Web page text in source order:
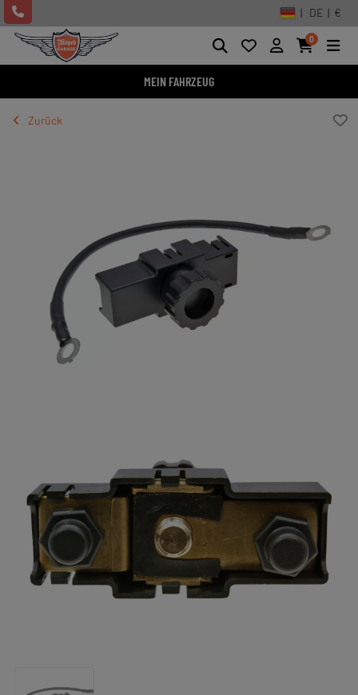
| DE | €
0
MEIN FAHRZEUG
Zurück